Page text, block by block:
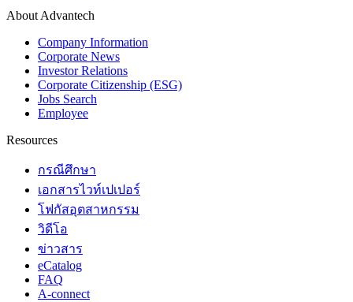
About Advantech
Company Information
Corporate News
Investor Relations
Corporate Citizenship (ESG)
Jobs Search
Employee
Resources
กรณีศึกษา
เอกสารไวท์เปเปอร์
โฟกัสอุตสาหกรรม
วิดีโอ
ข่าวสาร
eCatalog
FAQ
A-connect